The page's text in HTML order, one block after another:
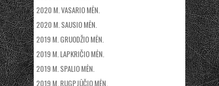
2020 M. VASARIO MĖN.
2020 M. SAUSIO MĖN.
2019 M. GRUODŽIO MĖN.
2019 M. LAPKRIČIO MĖN.
2019 M. SPALIO MĖN.
2019 M. RUGPJŪČIO MĖN.